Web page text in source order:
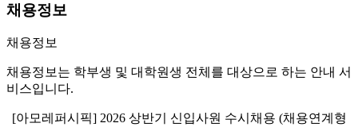
채용정보
채용정보
채용정보는 학부생 및 대학원생 전체를 대상으로 하는 안내 서
비스입니다.
[아모레퍼시픽] 2026 상반기 신입사원 수시채용 (채용연계형